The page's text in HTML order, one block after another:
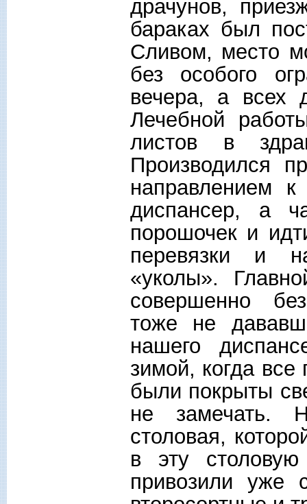
драчунов,
бараках был
Сливом, место
без особого
вечера, а всех
Лечебной
листов в
Производился
направлением
диспансер, а
порошочек и
перевязки и
«уколы».
совершенно
тоже не
нашего
зимой, когда
были покрыты
не замечать.
столовая,
в эту
привозили уже